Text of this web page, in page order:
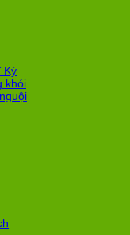
Kỳ
khói